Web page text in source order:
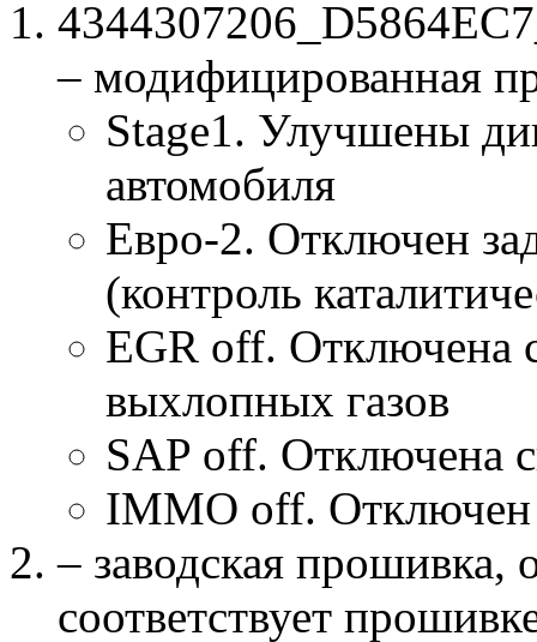
– модифицированная
Stage1. Улучшены
автомобиля
Евро-2. Отключен
(контроль
EGR off. Отключена
выхлопных газов
SAP off. Отключена
IMMO off. Отключен
– заводская прошивка,
соответствует